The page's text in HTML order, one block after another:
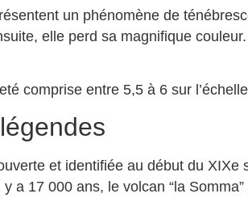
un phénomène de
elle perd sa magnifique
comprise entre 5,5 à 6 sur
et identifiée au début du
a 17 000 ans, le volcan “la